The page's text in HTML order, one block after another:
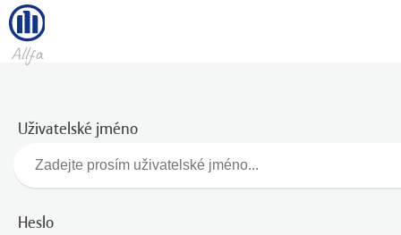
Uživatelské jméno
Heslo